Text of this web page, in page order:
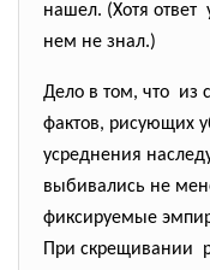
нашел. (Хотя
нем не знал.)
Дело в том, что из
фактов, рисующих
усреднения
выбивались не
фиксируемые
При скрещивании